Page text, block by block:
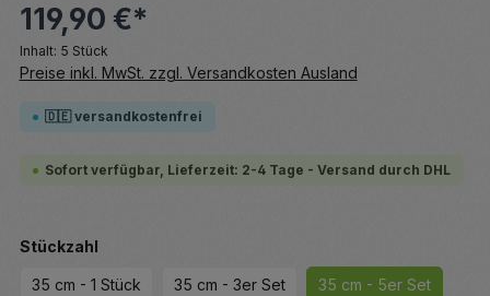
119,90 €*
Inhalt: 5 Stück
Preise inkl. MwSt. zzgl. Versandkosten Ausland
🇩🇪 versandkostenfrei
Sofort verfügbar, Lieferzeit: 2-4 Tage - Versand durch DHL
Stückzahlauswählen
35 cm - 1 Stück 35 cm - 3er Set 35 cm - 5er Set